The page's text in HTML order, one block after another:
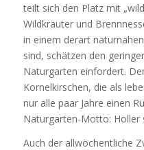
teilt sich den Platz mit
Wildkräuter und
in einem derart
sind, schätzen den
Naturgarten einfordert.
Kornelkirschen, die als
nur alle paar Jahre einen
Naturgarten-Motto: Holler
Auch der allwöchentliche